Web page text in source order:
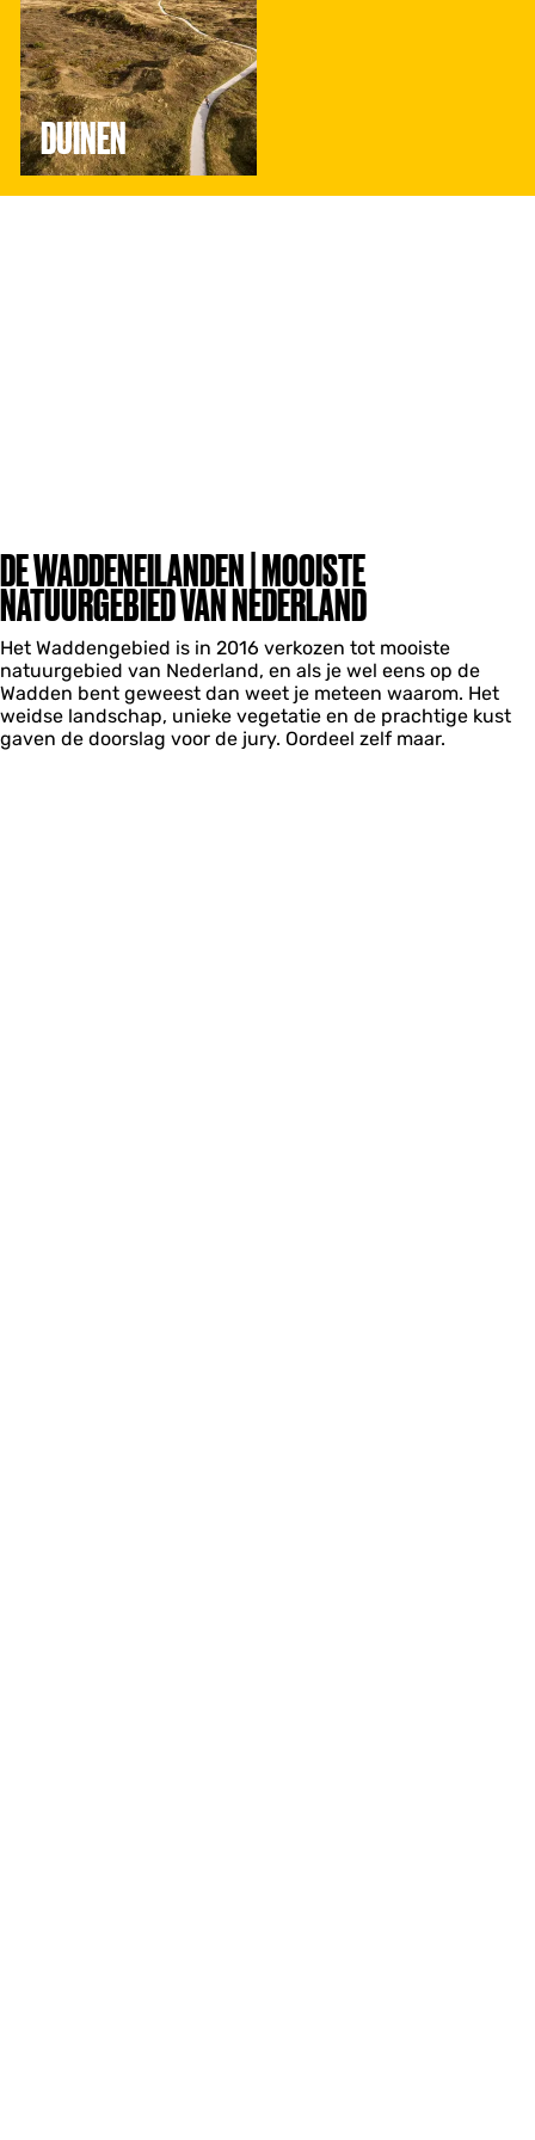
DUINEN
DE WADDENEILANDEN | MOOISTE
NATUURGEBIED VAN NEDERLAND
Het Waddengebied is in 2016 verkozen tot mooiste
natuurgebied van Nederland, en als je wel eens op de
Wadden bent geweest dan weet je meteen waarom. Het
weidse landschap, unieke vegetatie en de prachtige kust
gaven de doorslag voor de jury. Oordeel zelf maar.